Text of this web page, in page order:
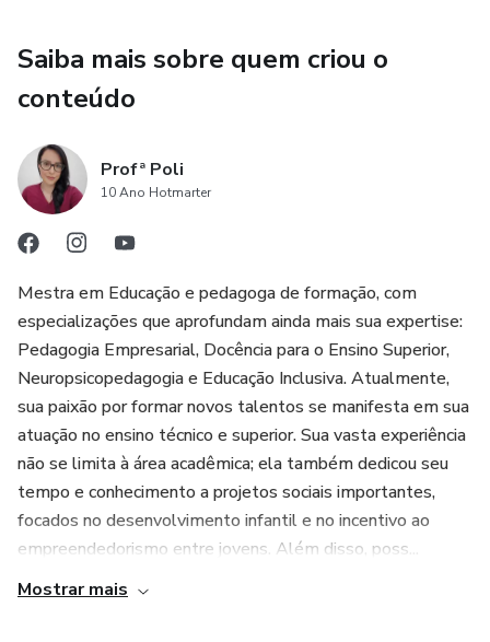
intelectual.
Saiba mais sobre quem criou o
conteúdo
Profª Poli
10 Ano Hotmarter
Mestra em Educação e pedagoga de formação, com
especializações que aprofundam ainda mais sua expertise:
Pedagogia Empresarial, Docência para o Ensino Superior,
Neuropsicopedagogia e Educação Inclusiva. Atualmente,
sua paixão por formar novos talentos se manifesta em sua
atuação no ensino técnico e superior. Sua vasta experiência
não se limita à área acadêmica; ela também dedicou seu
tempo e conhecimento a projetos sociais importantes,
focados no desenvolvimento infantil e no incentivo ao
empreendedorismo entre jovens. Além disso, poss...
Mostrar mais